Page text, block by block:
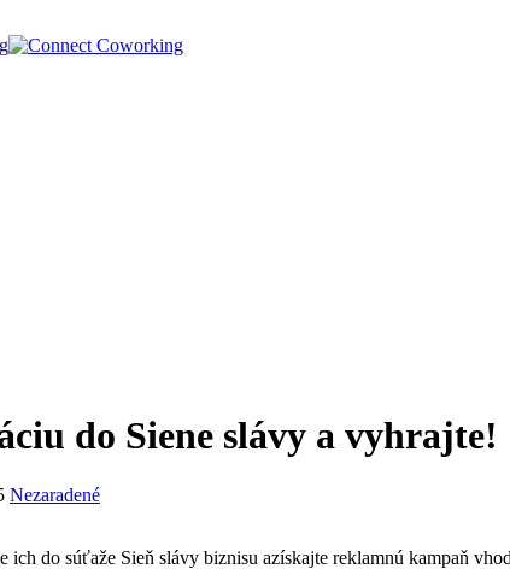
do Siene slávy a vyhrajte!
Nezaradené
do súťaže Sieň slávy biznisu azískajte reklamnú kampaň